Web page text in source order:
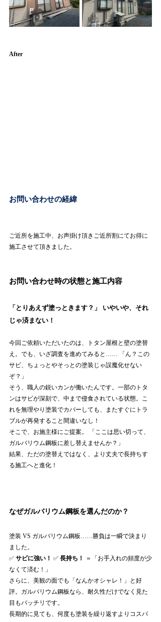
After
お問い合わせの経緯
ご近所を施工中、お声掛け頂きご近所割にてお得に
施工させて頂きました。
お問い合わせ時の状態と施工内容
「とりあえず塗っときます？」 いやいや、それ
じゃ済まない！
今回ご依頼いただいたのは、トタン屋根と壁の塗替
え。でも、いざ調査を進めてみると…… 「ん？この
サビ、ちょっとやそっとの塗装じゃ誤魔化せない
ぞ？」
そう、職人の鋭いカンが働いたんです。一部のトタ
ンはサビが深刻で、中まで侵食されている状態。こ
れを無理やり塗装でカバーしても、またすぐにトラ
ブルが再発すること間違いなし！
そこで、お施主様にご提案。 「ここは思い切って、
ガルバリウム鋼板に差し替えませんか？」
結果、ただの塗替えではなく、より丈夫で長持ちす
る施工へと進化！
なぜガルバリウム鋼板を選んだのか？
塗装 VS ガルバリウム鋼板……勝負は一瞬で決まり
ました。
✅ サビに強い！ ✅ 長持ち！
＝「お手入れの頻度が少
なくて済む！」
さらに、美観の面でも「なんかオシャレ！」と好
評。ガルバリウム鋼板なら、耐久性だけでなく見た
目もバッチリです。
長期的に見ても、何度も塗装を繰り返すよりコスパ